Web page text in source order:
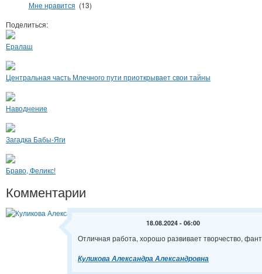
Мне нравится (13)
Поделиться:
Ералаш
Центральная часть Млечного пути приоткрывает свои тайны
Наводнение
Загадка Бабы-Яги
Браво, Феликс!
Комментарии
18.08.2024 - 06:00
Отличная работа, хорошо развивает творчество,
Куликова Александра Александровна